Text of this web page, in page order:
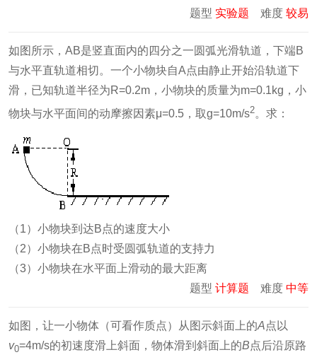
题型 实验题 难度 较易
如图所示，AB是竖直面内的四分之一圆弧光滑轨道，下端B
与水平直轨道相切。一个小物块自A点由静止开始沿轨道下
滑，已知轨道半径为R=0.2m，小物块的质量为m=0.1kg，小
物块与水平面间的动摩擦因素μ=0.5，取g=10m/s2。求：
（1）小物块到达B点的速度大小
（2）小物块在B点时受圆弧轨道的支持力
（3）小物块在水平面上滑动的最大距离
题型 计算题 难度 中等
如图，让一小物体（可看作质点）从图示斜面上的A点以
v0=4m/s的初速度滑上斜面，物体滑到斜面上的B点后沿原路